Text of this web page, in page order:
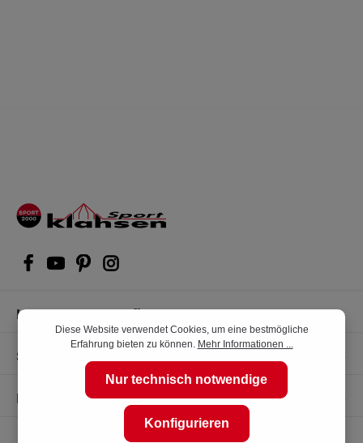
Kompetente Kaufberatung
Shop Service
Informationen
Diese Website verwendet Cookies, um eine bestmögliche
Erfahrung bieten zu können. Mehr Informationen ...
Nur technisch notwendige
Konfigurieren